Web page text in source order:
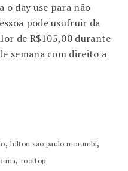
o day use para não
pode usufruir da
de R$105,00 durante
semana com direito a
,hilton são paulo morumbi,
,rooftop